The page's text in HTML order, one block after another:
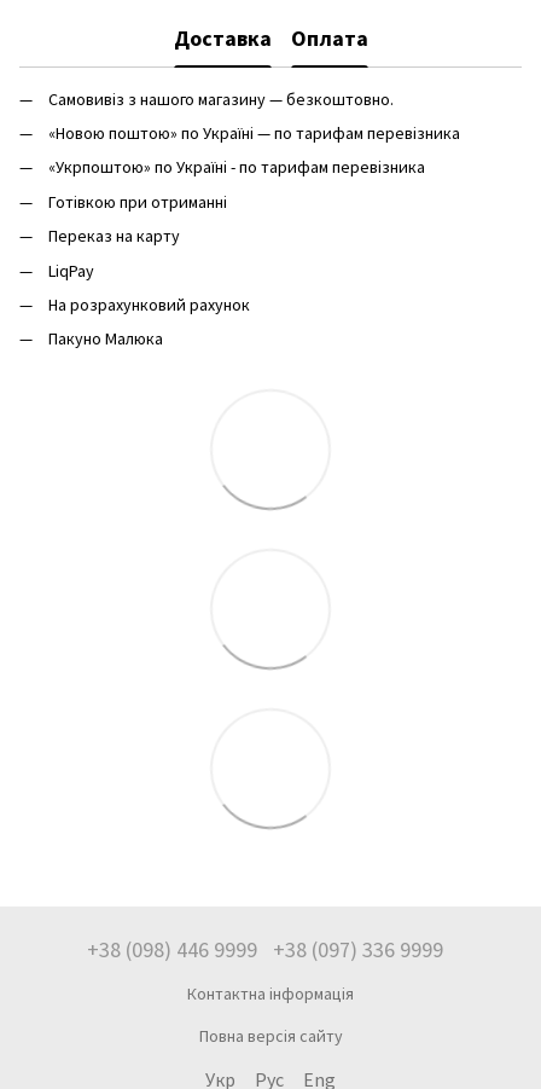
Доставка Оплата
Самовивіз з нашого магазину — безкоштовно.
«Новою поштою» по Україні — по тарифам перевізника
«Укрпоштою» по Україні - по тарифам перевізника
Готівкою при отриманні
Переказ на карту
LiqPay
На розрахунковий рахунок
Пакуно Малюка
+38 (098) 446 9999 +38 (097) 336 9999
Контактна інформація
Повна версія сайту
Укр Рус Eng